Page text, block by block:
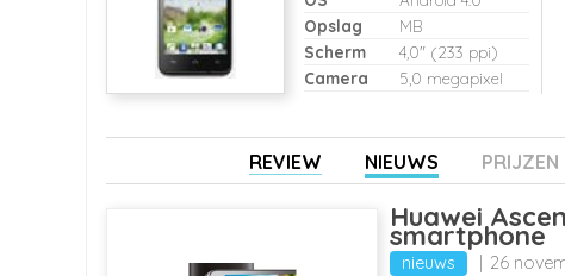
Opslag
MB
Scherm
4,0" (233 ppi)
Camera
5,0 megapixel
REVIEW NIEUWS PRIJZEN
Huawei
smartphone
nieuws 26